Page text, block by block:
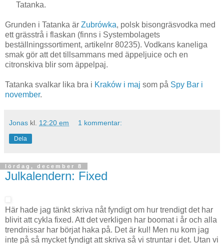
Tatanka.
Grunden i Tatanka är Zubrówka, polsk bisongräsvodka med
ett grässtrå i flaskan (finns i Systembolagets
beställningssortiment, artikelnr 80235). Vodkans kaneliga
smak gör att det tillsammans med äppeljuice och en
citronskiva blir som äppelpaj.
Tatanka svalkar lika bra i Kraków i maj som på Spy Bar i
november.
Jonas kl. 12:20 em 1 kommentar:
Dela
lördag, december 8
Julkalendern: Fixed
Här hade jag tänkt skriva nåt fyndigt om hur trendigt det har
blivit att cykla fixed. Att det verkligen har boomat i år och alla
trendnissar har börjat haka på. Det är kul! Men nu kom jag
inte på så mycket fyndigt att skriva så vi struntar i det. Utan vi